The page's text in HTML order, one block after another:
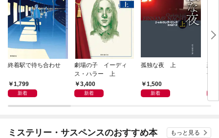
終着駅で待ち合わせ
1,799
新着
劇場の子 イーディ
ス・ハラー 上
3,400
新着
孤独な夜 上
1,500
新着
恐
化
ミステリー・サスペンスのおすすめ本 もっと見る